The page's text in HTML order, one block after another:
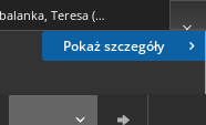
Pokaż szczegóły
Skubalanka, Teresa (1928- )